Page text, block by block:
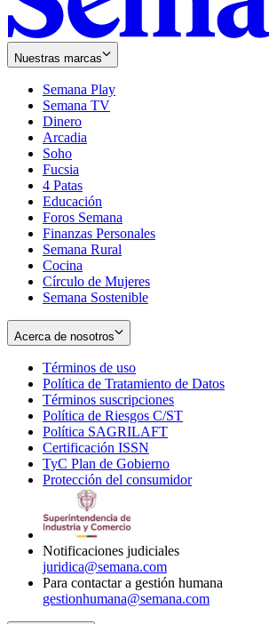
Nuestras marcas
Semana Play
Semana TV
Dinero
Arcadia
Soho
in
new
window
Fucsia
in
new
window
4 Patas
Educación
Foros Semana
Finanzas Personales
Semana Rural
Cocina
Círculo de Mujeres
Semana Sostenible
Acerca de nosotros
Términos de uso
in
new
window
Política de Tratamiento de Datos
Términos suscripciones
in
Política de Riesgos C/ST
Política SAGRILAFT
new
window
Certificación ISSN
in
new
TyC Plan de Gobierno
in
Protección del consumidorOpens
Notificaciones judiciales
juridica@semana.com
Para contactar a gestión humana
gestionhumana@semana.com